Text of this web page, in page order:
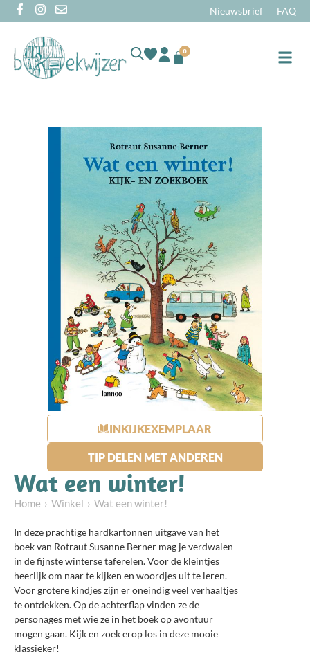
Nieuwsbrief FAQ
0
INKIJKEXEMPLAAR
TIP DELEN MET ANDEREN
Wat een winter!
Home Winkel Wat een winter!
In deze prachtige hardkartonnen uitgave van het
boek van Rotraut Susanne Berner mag je verdwalen
in de fijnste winterse taferelen. Voor de kleintjes
heerlijk om naar te kijken en woordjes uit te leren.
Voor grotere kindjes zijn er oneindig veel verhaaltjes
te ontdekken. Op de achterflap vinden ze de
personages met wie ze in het boek op avontuur
mogen gaan. Kijk en zoek erop los in deze mooie
klassieker!